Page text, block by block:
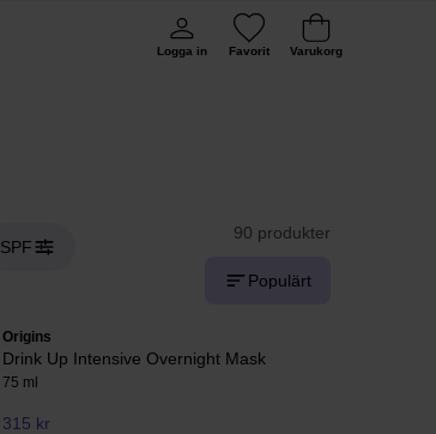
Logga in Favorit Varukorg
SPF
90 produkter
Populärt
Origins
Drink Up Intensive Overnight Mask
75 ml
315 kr